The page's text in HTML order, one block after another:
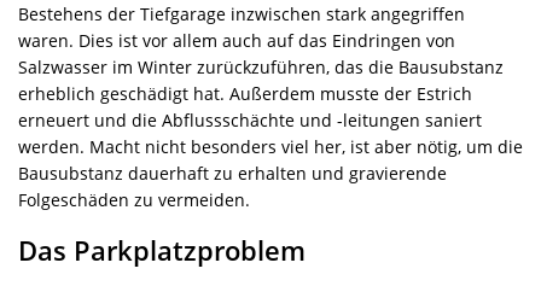
Bestehens der Tiefgarage inzwischen stark angegriffen
waren. Dies ist vor allem auch auf das Eindringen von
Salzwasser im Winter zurückzuführen, das die Bausubstanz
erheblich geschädigt hat. Außerdem musste der Estrich
erneuert und die Abflussschächte und -leitungen saniert
werden. Macht nicht besonders viel her, ist aber nötig, um die
Bausubstanz dauerhaft zu erhalten und gravierende
Folgeschäden zu vermeiden.
Das Parkplatzproblem